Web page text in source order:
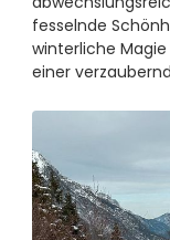
fesselnde
winterliche
einer